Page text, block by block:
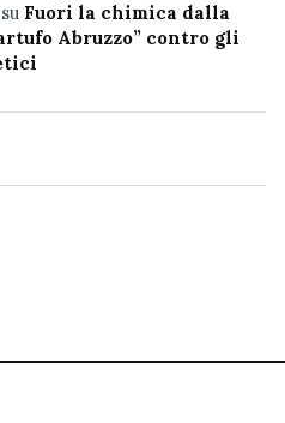
su Fuori la chimica dalla
Abruzzo” contro gli